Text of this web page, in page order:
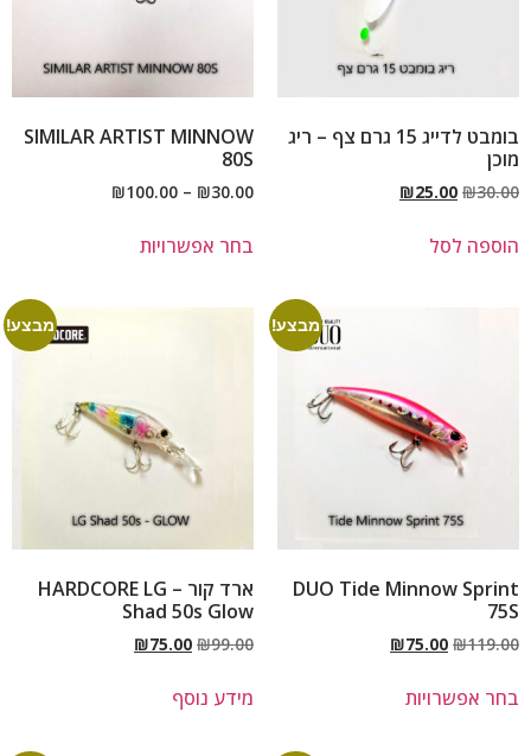
בומבט לדייג 15 גרם צף – ריג
מוכן
₪30.00
₪25.00
הוספה לסל
SIMILAR ARTIST MINNOW
80S
₪30.00
–
₪100.00
בחר אפשרויות
מבצע!
DUO Tide Minnow Sprint
75S
₪119.00
₪75.00
בחר אפשרויות
מבצע!
ארד קור – HARDCORE LG
Shad 50s Glow
₪99.00
₪75.00
מידע נוסף